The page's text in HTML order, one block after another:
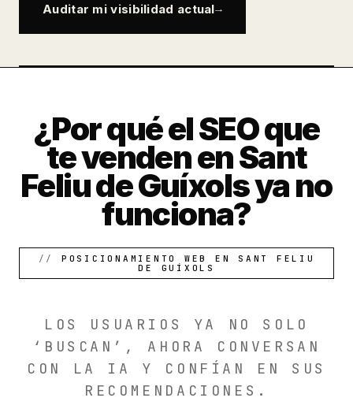
Auditar mi visibilidad actual
¿Por qué el SEO que
te venden en Sant
Feliu de Guíxols ya no
funciona?
POSICIONAMIENTO WEB EN SANT FELIU
DE GUÍXOLS
LOS USUARIOS YA NO SOLO
‘BUSCAN’, AHORA CONVERSAN
CON LA IA Y CONFÍAN EN SUS
RECOMENDACIONES.